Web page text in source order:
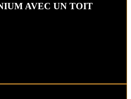
AVEC UN TOIT